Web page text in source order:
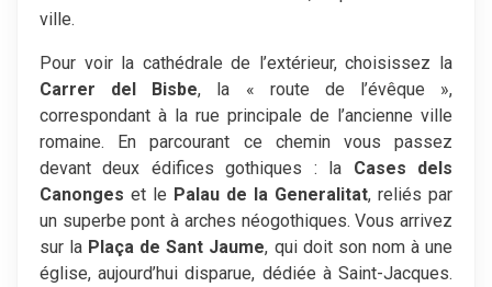
ville.
Pour voir la cathédrale de l’extérieur, choisissez la
Carrer del Bisbe, la « route de l’évêque »,
correspondant à la rue principale de l’ancienne ville
romaine. En parcourant ce chemin vous passez
devant deux édifices gothiques : la Cases dels
Canonges et le Palau de la Generalitat, reliés par
un superbe pont à arches néogothiques. Vous arrivez
sur la Plaça de Sant Jaume, qui doit son nom à une
église, aujourd’hui disparue, dédiée à Saint-Jacques.